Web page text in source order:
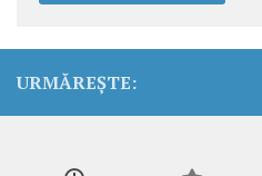
URMĂREȘTE: